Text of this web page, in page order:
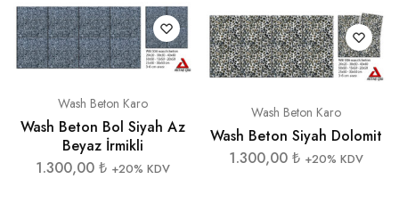
Wash Beton Karo
Wash Beton Bol Siyah Az
Beyaz İrmikli
1.300,00₺ +20% KDV
Wash Beton Karo
Wash Beton Siyah Dolomit
1.300,00 ₺ +20% KDV